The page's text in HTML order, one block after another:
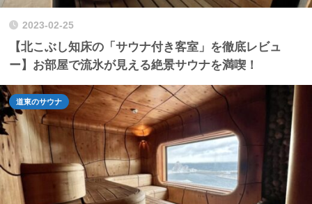
2023-02-25
【北こぶし知床の「サウナ付き客室」を徹底レビュ
ー】お部屋で流氷が見える絶景サウナを満喫！
道東のサウナ